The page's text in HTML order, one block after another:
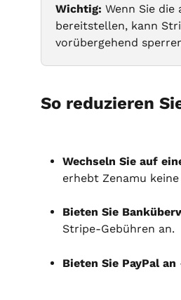
Wichtig: Wenn Sie
bereitstellen, kann
vorübergehend
So reduzieren
Wechseln Sie auf
erhebt Zenamu
Bieten Sie
Stripe-Gebühren an.
Bieten Sie PayPal an